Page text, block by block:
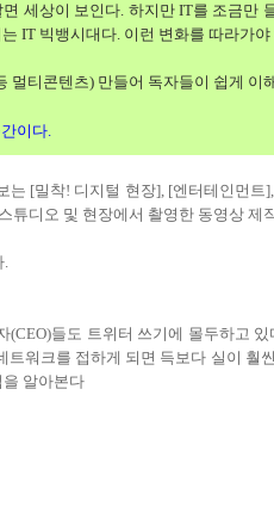
면 세상이 보인다. 하지만IT를 조금만
IT 빅뱅시대다. 이런 변화를 따라가야
멀티콘텐츠) 만들어 독자들이 쉽게 이
이다.
는 [밀착! 디지털 현장], [엔터테인먼트
튜디오 및 현장에서 촬영한 동영상 제
.
(CEO)들도 트위터 쓰기에 몰두하고 있
트워크를 접하게 되면 득보다 실이 훨
알아본다